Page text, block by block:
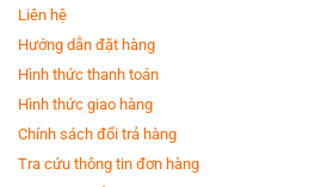
Liên hệ
Hướng dẫn đặt hàng
Hình thức thanh toán
Hình thức giao hàng
Chính sách đổi trả hàng
Tra cứu thông tin đơn hàng